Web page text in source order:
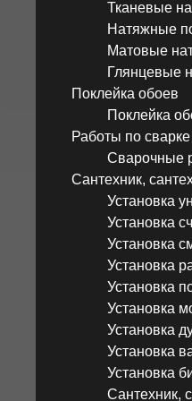
Тканевые
Натяжные
Матовые
Глянцевые
Поклейка обоев
Поклейка
Работы по сварке
Сварочные
Сантехник,
Установка
Установка
Установка
Установка
Установка
Установка
Установка
Установка
Установка
Сантехник,